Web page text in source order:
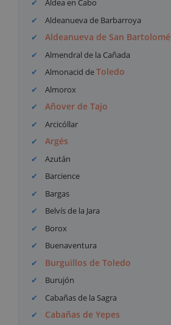
Aldea en Cabo
Aldeanueva de Barbarroya
Aldeanueva de San Bartolomé
Almendral de la Cañada
Almonacid deToledo
Almorox
Añover de Tajo
Arcicóllar
Argés
Azután
Barcience
Bargas
Belvís de la Jara
Borox
Buenaventura
Burguillos de Toledo
Burujón
Cabañas de la Sagra
Cabañas de Yepes